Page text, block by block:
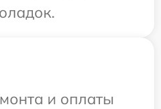
и оплаты